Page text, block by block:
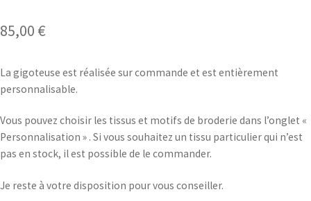
85,00 €
La gigoteuse est réalisée sur commande et est entièrement
personnalisable.
Vous pouvez choisir les tissus et motifs de broderie dans l’onglet «
Personnalisation » . Si vous souhaitez un tissu particulier qui n’est
pas en stock, il est possible de le commander.
Je reste à votre disposition pour vous conseiller.